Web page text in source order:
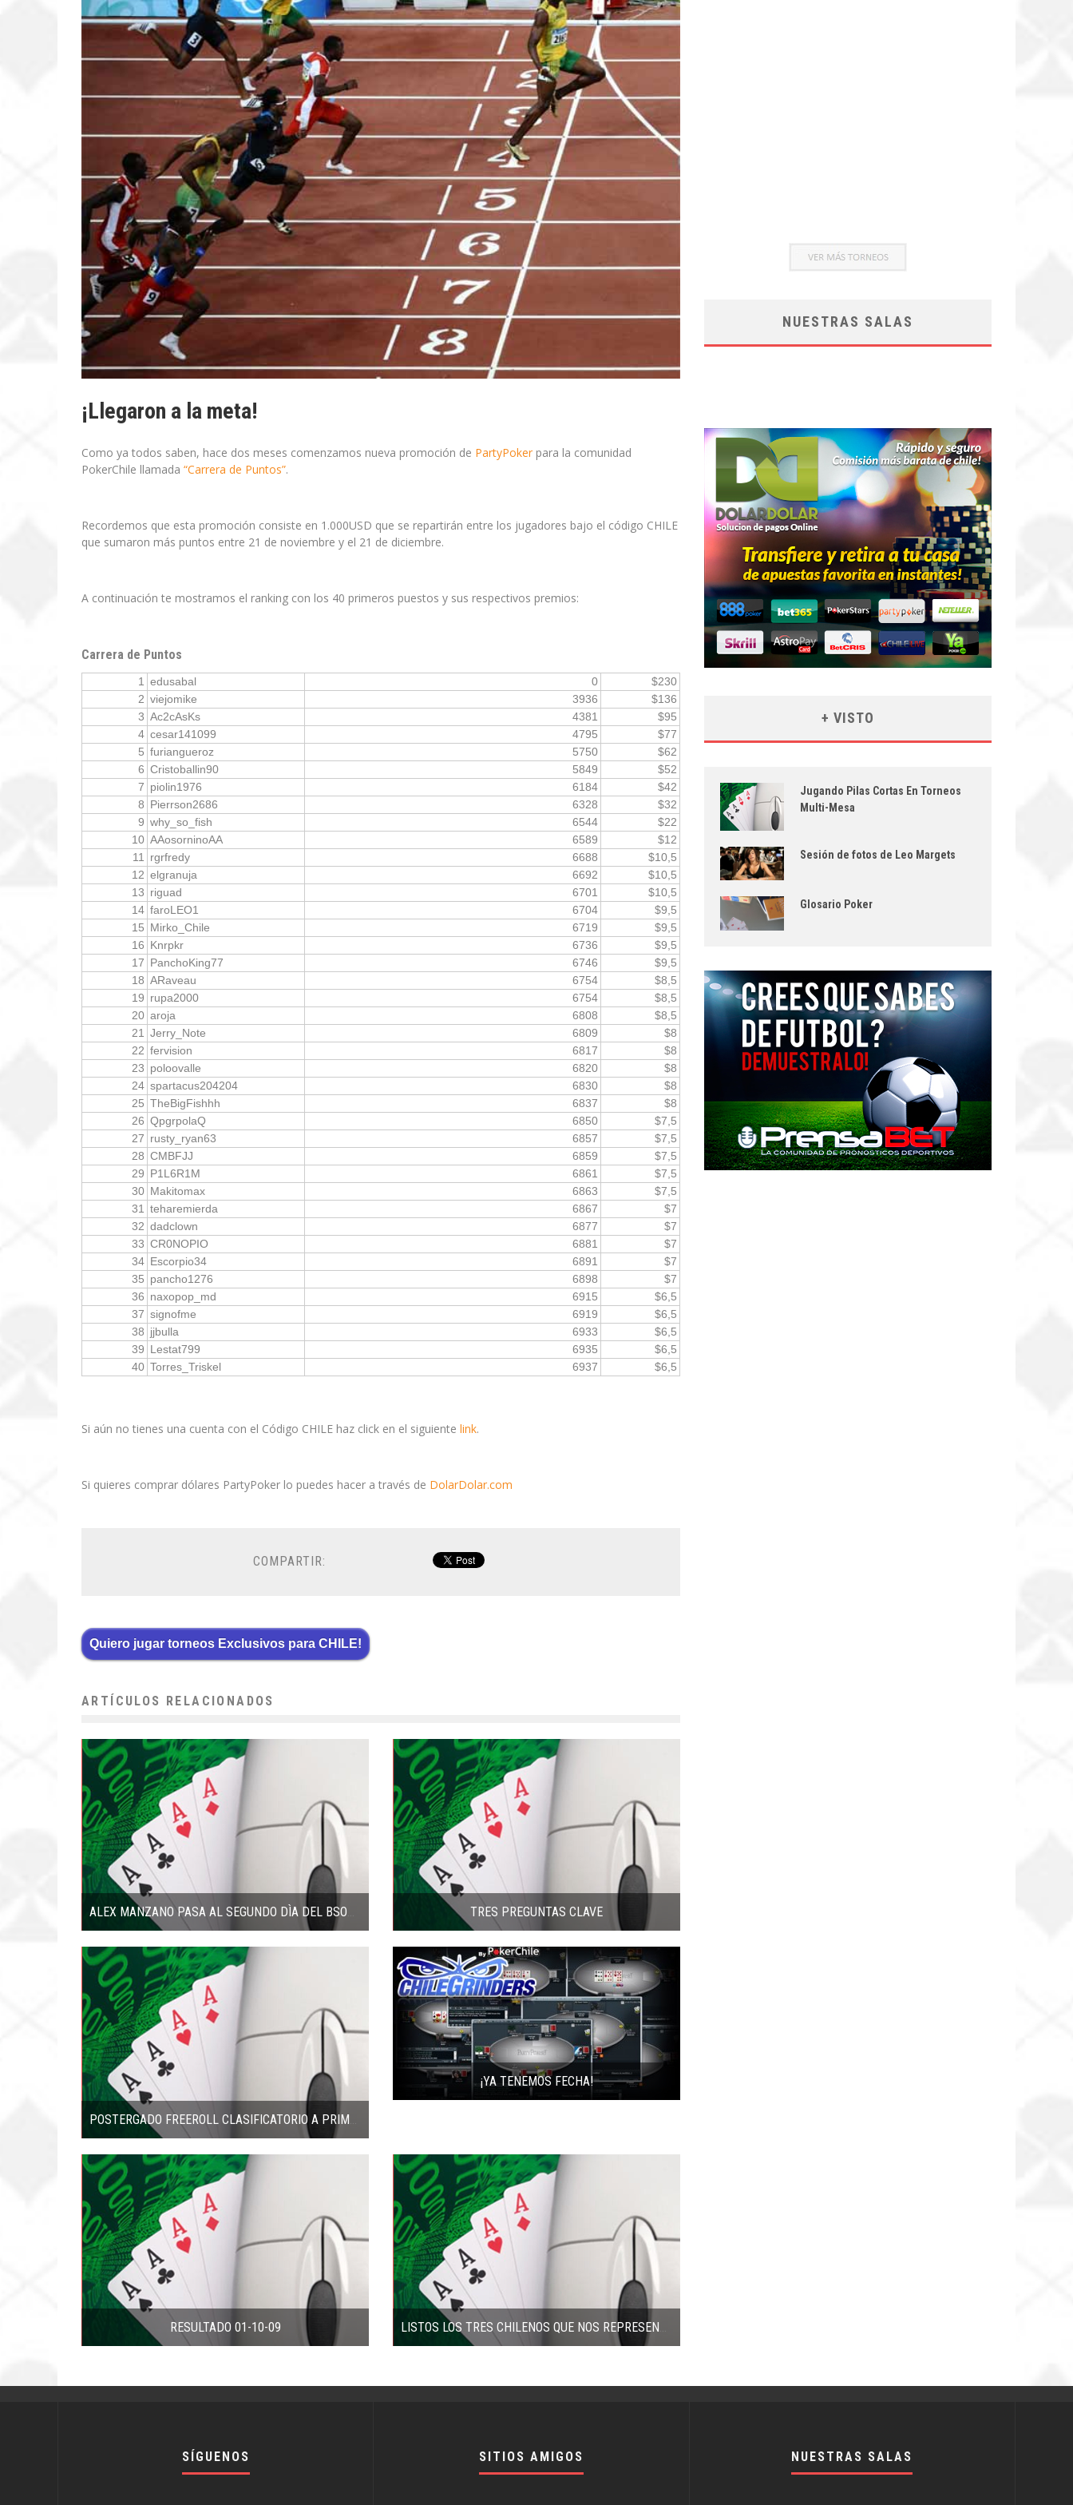
¡Llegaron a la meta!
Como ya todos saben, hace dos meses comenzamos nueva promoción de PartyPoker para la comunidad
PokerChile llamada “Carrera de Puntos”.
Recordemos que esta promoción consiste en 1.000USD que se repartirán entre los jugadores bajo el código CHILE
que sumaron más puntos entre 21 de noviembre y el 21 de diciembre.
A continuación te mostramos el ranking con los 40 primeros puestos y sus respectivos premios:
Carrera de Puntos
1 edusabal 0
$230
2 viejomike 3936
$136
3 Ac2cAsKs 4381
$95
4 cesar141099 4795
$77
5 furiangueroz 5750
$62
6 Cristoballin90 5849
$52
7 piolin1976 6184
$42
8 Pierrson2686 6328
$32
9 why_so_fish 6544
$22
10 AAosorninoAA 6589
$12
11
rgrfredy 6688
$10,5
12 elgranuja 6692
$10,5
13 riguad 6701
$10,5
14 faroLEO1 6704
$9,5
15 Mirko_Chile 6719
$9,5
16 Knrpkr 6736
$9,5
17 PanchoKing77 6746
$9,5
18 ARaveau 6754
$8,5
19 rupa2000 6754
$8,5
20 aroja 6808
$8,5
21
Jerry_Note 6809
$8
22 fervision 6817
$8
23 poloovalle 6820
$8
24 spartacus204204 6830
$8
25 TheBigFishhh 6837
$8
26 QpgrpolaQ 6850
$7,5
27 rusty_ryan63 6857
$7,5
28 CMBFJJ 6859
$7,5
29 P1L6R1M 6861
$7,5
30 Makitomax 6863
$7,5
31
teharemierda 6867
$7
32 dadclown 6877
$7
33 CR0NOPIO 6881
$7
34 Escorpio34 6891
$7
35 pancho1276 6898
$7
36 naxopop_md 6915
$6,5
37 signofme 6919
$6,5
38 jjbulla 6933
$6,5
39 Lestat799 6935
$6,5
40 Torres_Triskel 6937 $6,5
Si aún no tienes una cuenta con el Código CHILE haz click en el siguiente link.
Si quieres comprar dólares PartyPoker lo puedes hacer a través de DolarDolar.com
COMPARTIR:
Quiero jugar torneos Exclusivos para CHILE!
ARTÍCULOS RELACIONADOS
TRES PREGUNTAS CLAVE
¡YA TENEMOS FECHA!
RESULTADO 01-10-09
NUESTRAS SALAS
+ VISTO
Jugando Pilas Cortas En Torneos
Multi-Mesa
Sesión de fotos de Leo Margets
Glosario Poker
SÍGUENOS SITIOS AMIGOS NUESTRAS SALAS